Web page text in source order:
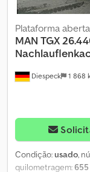
Diespeck 1 868
Plataforma aberta
MAN TGX
Condição:usado,
quilometragem: